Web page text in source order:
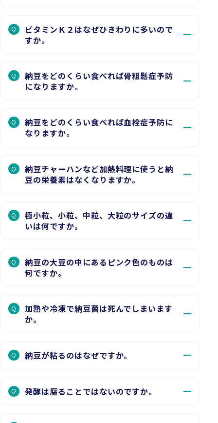
Q
ビタミンＫ２はなぜひきわりに多いので
すか。
Q
納豆をどのくらい食べれば骨粗鬆症予防
になりますか。
Q
納豆をどのくらい食べれば血栓症予防に
なりますか。
Q
納豆チャーハンなど加熱料理に使うと納
豆の栄養素はなくなりますか。
Q
極小粒、小粒、中粒、大粒のサイズの違
いは何ですか。
Q
納豆の大豆の中にあるピンク色のものは
何ですか。
Q
加熱や冷凍で納豆菌は死んでしまいます
か。
Q 納豆が粘るのはなぜですか。
Q 発酵は腐ることではないのですか。